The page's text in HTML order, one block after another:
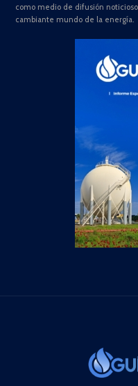
como medio de difusión
cambiante mundo de la energía.